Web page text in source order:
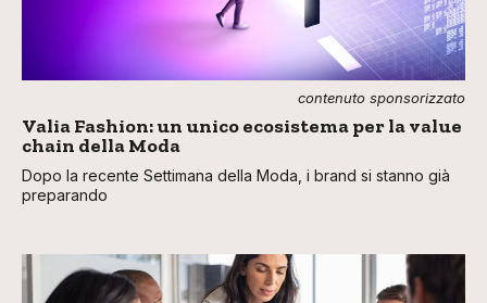
contenuto sponsorizzato
Valia Fashion: un unico ecosistema per la value
chain della Moda
Dopo la recente Settimana della Moda, i brand si stanno già
preparando